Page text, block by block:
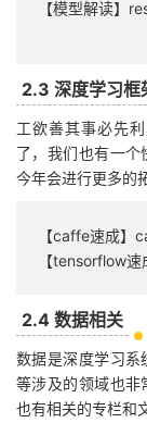
【模型解读】
2.3 深度学习框
工欲善其事必先
了，我们也有一个
今年会进行更多的
【caffe速成】
【tensorflow
2.4 数据相关
数据是深度学习系
等涉及的领域也非
也有相关的专栏和